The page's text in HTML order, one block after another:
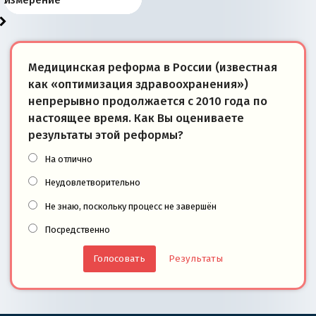
Медицинская реформа в России (известная
как «оптимизация здравоохранения»)
непрерывно продолжается с 2010 года по
настоящее время. Как Вы оцениваете
результаты этой реформы?
На отлично
Неудовлетворительно
Не знаю, поскольку процесс не завершён
Посредственно
Результаты